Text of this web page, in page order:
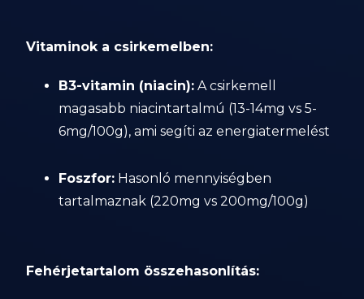
Vitaminok a csirkemelben:
B3-vitamin (niacin): A csirkemell
magasabb niacintartalmú (13-14mg vs 5-
6mg/100g), ami segíti az energiatermelést
Foszfor: Hasonló mennyiségben
tartalmaznak (220mg vs 200mg/100g)
Fehérjetartalom összehasonlítás: